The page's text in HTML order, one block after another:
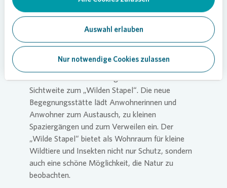
Auswahl erlauben
Nur notwendige Cookies zulassen
Neue Begegnungsstätte
verschönert Wohnumfeld
Nach engem Austausch mit den Mieterinnen und
Mietern im Farrenbroich schuf
Vonovia
eine neue Begegnungsstätte im Grünen,
bestehend aus hochwertigen Holzbänken in
Sichtweite zum „Wilden Stapel“. Die neue
Begegnungsstätte lädt Anwohnerinnen und
Anwohner zum Austausch, zu kleinen
Spaziergängen und zum Verweilen ein. Der
„Wilde Stapel“ bietet als Wohnraum für kleine
Wildtiere und Insekten nicht nur Schutz, sondern
auch eine schöne Möglichkeit, die Natur zu
beobachten.